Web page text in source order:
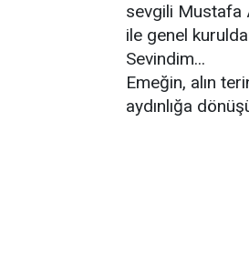
sevgili Mustafa
ile genel
Sevindim...
Emeğin, alın
aydınlığa